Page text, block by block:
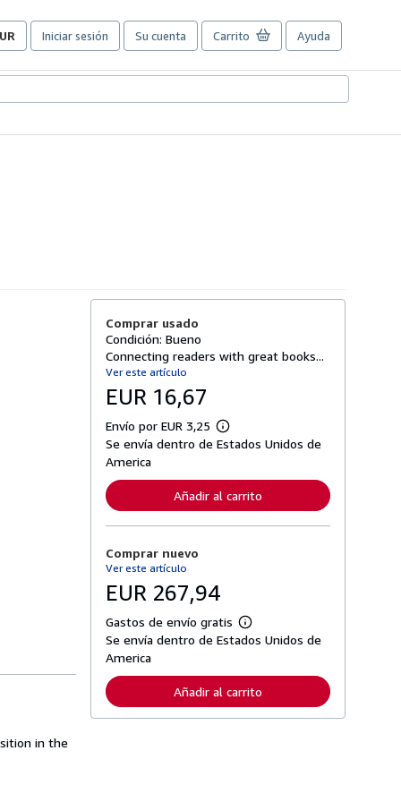
Iniciar sesión Su cuenta Carrito Ayuda
in the
Comprar usado
Condición: Bueno
Connecting readers with great books...
Ver este artículo
EUR 16,67
Envío por EUR 3,25
M
á
f
o
r
s
b
e
l
a
Se envía dentro de Estados Unidos de
America
Añadir al carrito
Comprar nuevo
Ver este artículo
EUR 267,94
Gastos de envío gratis
M
á
f
o
r
Se envía dentro de Estados Unidos de
America
Añadir al carrito